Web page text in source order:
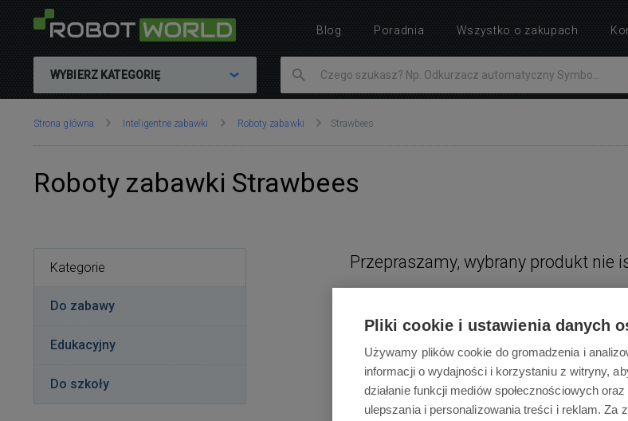
WYBIERZ KATEGORIĘ
Znajdujesz
Strona główna Inteligentne zabawki Roboty zabawki Strawbees
Roboty zabawki Strawbees
Przepraszamy, wybrany produkt nie
Kategorie
Do zabawy
Edukacyjny
Do szkoły
Blog Poradnia Wszystko o zakupach
Pliki cookie i ustawienia danych
Używamy plików cookie do gromadzenia i
informacji o wydajności i korzystaniu z witryny,
działanie funkcji mediów społecznościowych
ulepszania i personalizowania treści i reklam. Za